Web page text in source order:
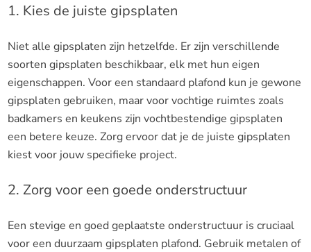
1. Kies de juiste gipsplaten
Niet alle gipsplaten zijn hetzelfde. Er zijn verschillende
soorten gipsplaten beschikbaar, elk met hun eigen
eigenschappen. Voor een standaard plafond kun je gewone
gipsplaten gebruiken, maar voor vochtige ruimtes zoals
badkamers en keukens zijn vochtbestendige gipsplaten
een betere keuze. Zorg ervoor dat je de juiste gipsplaten
kiest voor jouw specifieke project.
2. Zorg voor een goede onderstructuur
Een stevige en goed geplaatste onderstructuur is cruciaal
voor een duurzaam gipsplaten plafond. Gebruik metalen of